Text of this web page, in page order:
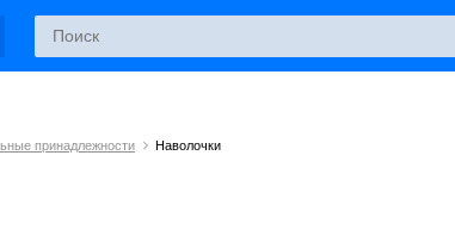
принадлежности Наволочки